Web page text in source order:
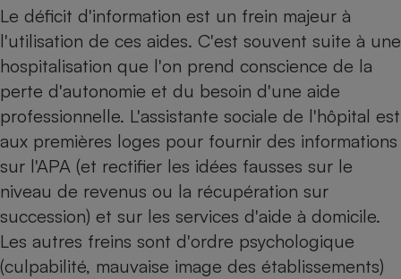
Le déficit d'information est un frein majeur à
l'utilisation de ces aides. C'est souvent suite à une
hospitalisation que l'on prend conscience de la
perte d'autonomie et du besoin d'une aide
professionnelle. L'assistante sociale de l'hôpital est
aux premières loges pour fournir des informations
sur l'APA (et rectifier les idées fausses sur le
niveau de revenus ou la récupération sur
succession) et sur les services d'aide à domicile.
Les autres freins sont d'ordre psychologique
(culpabilité, mauvaise image des établissements)